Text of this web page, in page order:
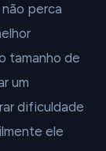
perca
tamanho de
um
dificuldade
ele